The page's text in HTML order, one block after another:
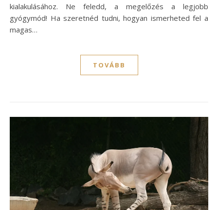
kialakulásához. Ne feledd, a megelőzés a legjobb
gyógymód! Ha szeretnéd tudni, hogyan ismerheted fel a
magas…
TOVÁBB